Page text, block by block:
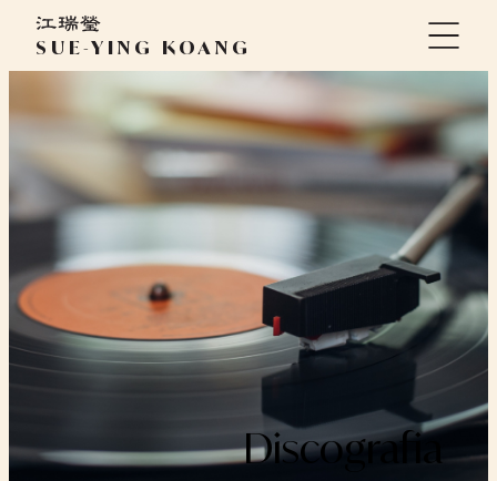
SUE-YING KOANG
contenuto
Discografia